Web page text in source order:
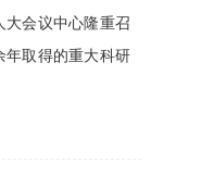
会议中心隆重召
年取得的重大科研